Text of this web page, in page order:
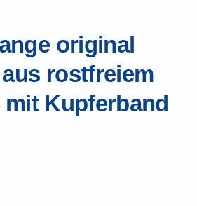
original
rostfreiem
mit Kupferband